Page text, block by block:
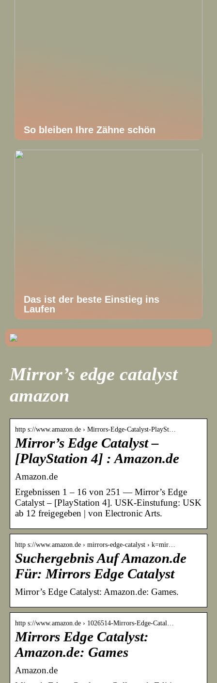
So bleiben Ihre Zähne schön
Das ist der beste Einstieg ins
Laufen
Mirror’s edge catalyst
amazon
http s://www.amazon.de › Mirrors-Edge-Catalyst-PlaySt…
Mirror’s Edge Catalyst –
[PlayStation 4] : Amazon.de
Amazon.de
Ergebnissen 1 – 16 von 251 — Mirror’s Edge
Catalyst – [PlayStation 4]. USK-Einstufung: USK
ab 12 freigegeben | von Electronic Arts.
http s://www.amazon.de › mirrors-edge-catalyst › k=mir…
Suchergebnis Auf Amazon.de
Für: Mirrors Edge Catalyst
Mirror’s Edge Catalyst: Amazon.de: Games.
http s://www.amazon.de › 1026514-Mirrors-Edge-Catal…
Mirrors Edge Catalyst:
Amazon.de: Games
Amazon.de